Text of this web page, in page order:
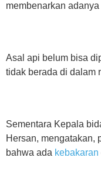
membenarkan
Asal api belum bisa
tidak berada di dalam
Sementara Kepala
Hersan, mengatakan,
bahwa ada kebakaran